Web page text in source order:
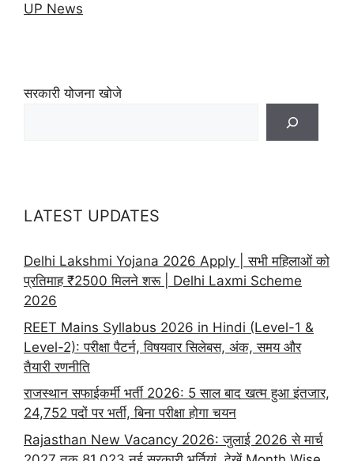
UP News
सरकारी योजना खोजे
LATEST UPDATES
Delhi Lakshmi Yojana 2026 Apply | सभी महिलाओं को
प्रतिमाह ₹2500 मिलने शरू | Delhi Laxmi Scheme
2026
REET Mains Syllabus 2026 in Hindi (Level-1 &
Level-2): परीक्षा पैटर्न, विषयवार सिलेबस, अंक, समय और
तैयारी रणनीति
राजस्थान सफाईकर्मी भर्ती 2026: 5 साल बाद खत्म हुआ इंतजार,
24,752 पदों पर भर्ती, बिना परीक्षा होगा चयन
Rajasthan New Vacancy 2026: जुलाई 2026 से मार्च